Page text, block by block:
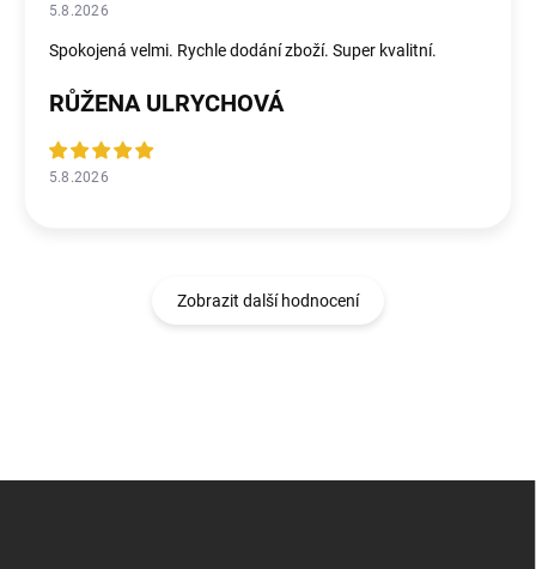
5.8.2026
Spokojená velmi. Rychle dodání zboží. Super kvalitní.
RŮŽENA ULRYCHOVÁ
5.8.2026
Zobrazit další hodnocení